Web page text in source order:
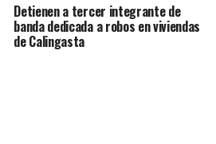
Detienen a tercer integrante de
banda dedicada a robos en viviendas
de Calingasta